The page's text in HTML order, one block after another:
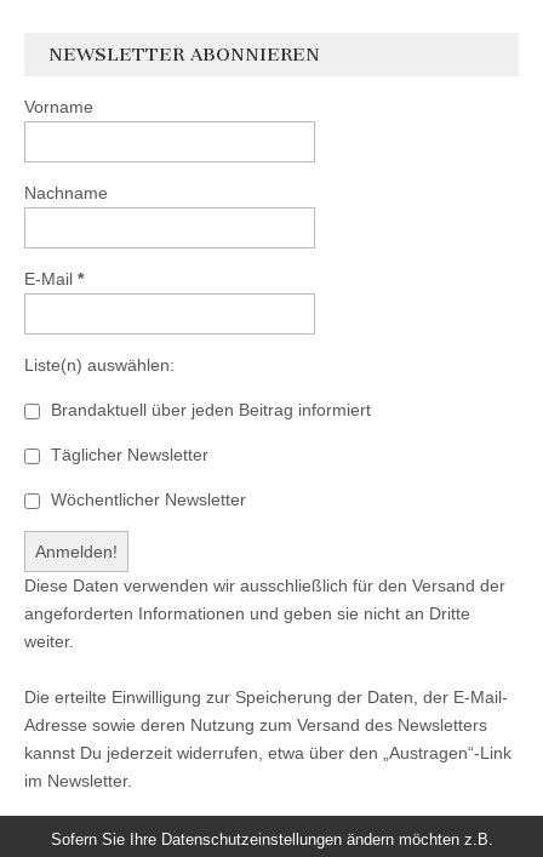
NEWSLETTER ABONNIEREN
Vorname
Nachname
E-Mail *
Liste(n) auswählen:
Brandaktuell über jeden Beitrag informiert
Täglicher Newsletter
Wöchentlicher Newsletter
Diese Daten verwenden wir ausschließlich für den Versand der
angeforderten Informationen und geben sie nicht an Dritte
weiter.
Die erteilte Einwilligung zur Speicherung der Daten, der E-Mail-
Adresse sowie deren Nutzung zum Versand des Newsletters
kannst Du jederzeit widerrufen, etwa über den „Austragen“-Link
im Newsletter.
Sofern Sie Ihre Datenschutzeinstellungen ändern möchten z.B.